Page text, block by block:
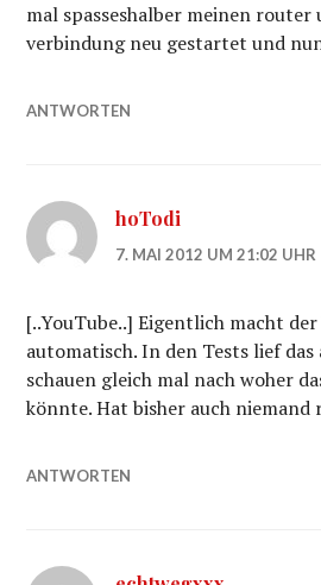
mal spasseshalber meinen router
verbindung neu gestartet und
ANTWORTEN
hoTodi
7. MAI 2012 UM 21:02 UHR
[..YouTube..] Eigentlich macht
automatisch. In den Tests lief
schauen gleich mal nach woher
könnte. Hat bisher auch niemand
ANTWORTEN